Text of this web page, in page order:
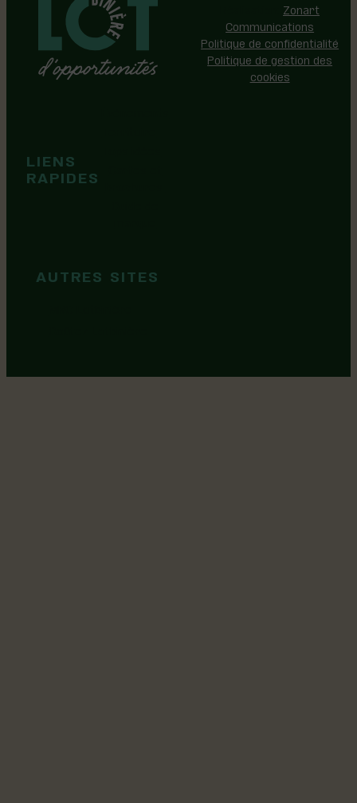
LIENS
RAPIDES
AUTRES SITES
Zonart
Communications
Politique de confidentialité
Politique de gestion des
cookies